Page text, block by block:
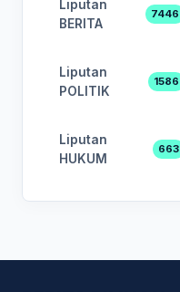
Liputan
BERITA
7446
Liputan
POLITIK
1586
Liputan
HUKUM
663